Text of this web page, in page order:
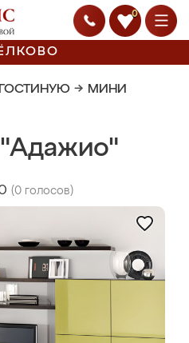
0
→ МИНИ
(0 голосов)